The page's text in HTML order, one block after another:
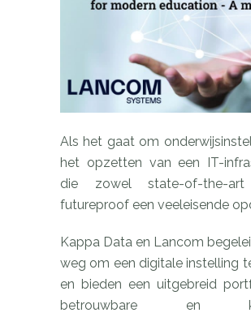
Als het gaat om
het opzetten van een IT-
die zowel state-of-the-
futureproof een veeleisende
Kappa Data en Lancom
weg om een digitale instelling
en bieden een uitgebreid
betrouwbare en